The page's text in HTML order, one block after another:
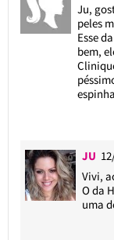
Ju,
peles
Esse
bem,
JU
Vivi,
O da
uma